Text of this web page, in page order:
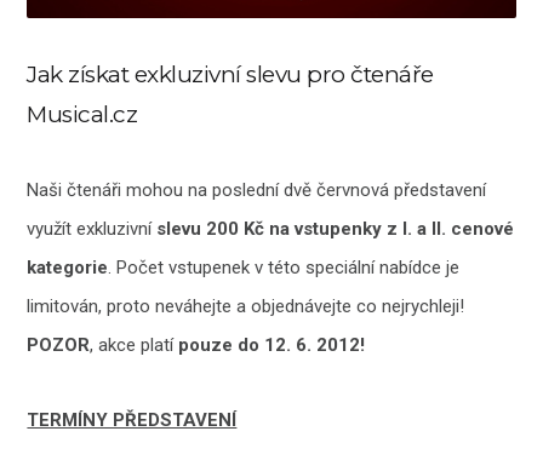
Jak získat exkluzivní slevu pro čtenáře
Musical.cz
Naši čtenáři mohou na poslední dvě červnová představení
využít exkluzivní slevu 200 Kč na vstupenky z I. a II. cenové
kategorie. Počet vstupenek v této speciální nabídce je
limitován, proto neváhejte a objednávejte co nejrychleji!
POZOR, akce platípouze do 12. 6. 2012!
TERMÍNY PŘEDSTAVENÍ